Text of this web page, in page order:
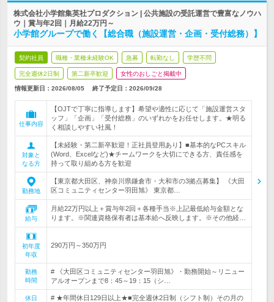
株式会社小学館集英社プロダクション | 公共施設の受託運営で豊富なノウハ
ウ｜賞与年2回｜月給22万円～
小学館グループで働く【総合職（施設運営・企画・受付総務）】
契約社員 職種・業種未経験OK 急募 転勤なし 学歴不問
完全週休2日制 第二新卒歓迎 女性のおしごと掲載中
情報更新日：2026/08/05 終了予定日： 2026/09/28
仕事内容
【OJTで丁寧に指導します】希望や適性に応じて「施設運営スタ
ッフ」「企画」「受付総務」のいずれかをお任せします。★明る
く相談しやすい社風！
対象と
なる方
【未経験・第二新卒歓迎！正社員登用あり】■基本的なPCスキル
(Word、Excelなど)★チームワークを大切にできる方、責任感を
持って取り組める方を歓迎
勤務地
【東京都大田区、神奈川県鎌倉市・大和市の3拠点募集】 《大田
区コミュニティセンター羽田旭》 東京都…
給与
月給22万円以上＋賞与年2回＋各種手当※上記最低給与金額とな
ります。※関連資格保有者は基本給へ反映します。※その他経…
初年度
年収
290万円～350万円
勤務
時間
# 《大田区コミュニティセンター羽田旭》・勤務開始～リニュー
アルオープンまで8：45～19：15（シ…
休日
# ★年間休日129日以上★■完全週休2日制（シフト制）その月の